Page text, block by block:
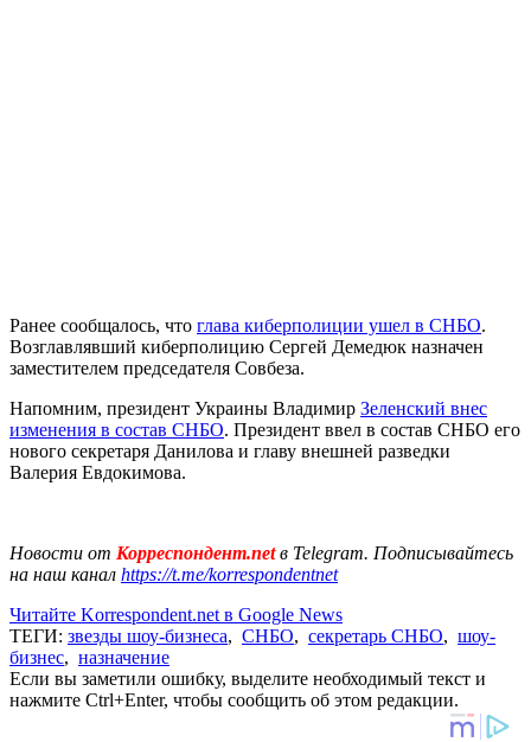
Ранее сообщалось, что глава киберполиции ушел в СНБО.
Возглавлявший киберполицию Сергей Демедюк назначен
заместителем председателя Совбеза.
Напомним, президент Украины Владимир Зеленский внес
изменения в состав СНБО. Президент ввел в состав СНБО его
нового секретаря Данилова и главу внешней разведки
Валерия Евдокимова.
Новости от Корреспондент.netв Telegram. Подписывайтесь
на наш канал https://t.me/korrespondentnet
Читайте Korrespondent.net в Google News
ТЕГИ: звезды шоу-бизнеса, СНБО, секретарь СНБО, шоу-
бизнес, назначение
Если вы заметили ошибку, выделите необходимый текст и
нажмите Ctrl+Enter, чтобы сообщить об этом редакции.